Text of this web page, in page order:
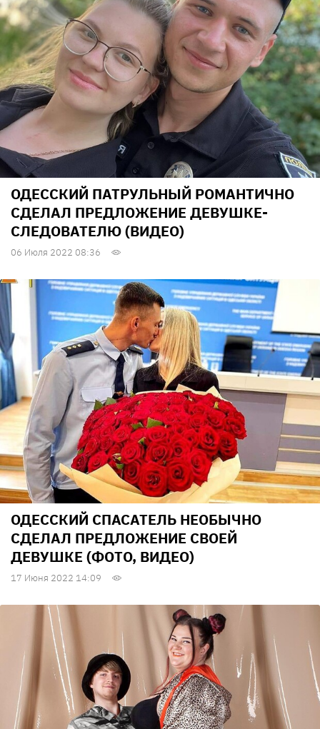
ОДЕССКИЙ ПАТРУЛЬНЫЙ РОМАНТИЧНО
СДЕЛАЛ ПРЕДЛОЖЕНИЕ ДЕВУШКЕ-
СЛЕДОВАТЕЛЮ (ВИДЕО)
06 Июля 2022 08:36
ОДЕССКИЙ СПАСАТЕЛЬ НЕОБЫЧНО
СДЕЛАЛ ПРЕДЛОЖЕНИЕ СВОЕЙ
ДЕВУШКЕ (ФОТО, ВИДЕО)
17 Июня 2022 14:09